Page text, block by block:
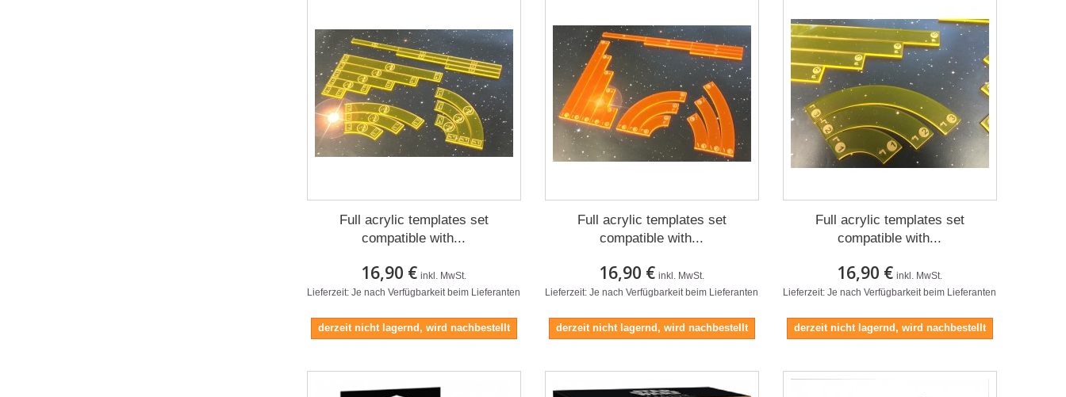
Full acrylic templates set
compatible with...
16,90 € inkl. MwSt.
Lieferzeit: Je nach Verfügbarkeit beim Lieferanten
derzeit nicht lagernd, wird nachbestellt
Full acrylic templates set
compatible with...
16,90 € inkl. MwSt.
Lieferzeit: Je nach Verfügbarkeit beim Lieferanten
derzeit nicht lagernd, wird nachbestellt
Full acrylic templates set
compatible with...
16,90 € inkl. MwSt.
Lieferzeit: Je nach Verfügbarkeit beim Lieferanten
derzeit nicht lagernd, wird nachbestellt